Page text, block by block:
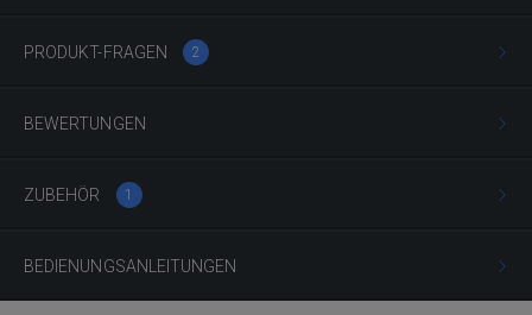
PRODUKT-FRAGEN 2
BEWERTUNGEN
ZUBEHÖR 1
BEDIENUNGSANLEITUNGEN